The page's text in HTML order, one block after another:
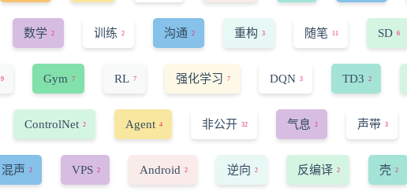
数学 2 训练 2 沟通 2 重构 3 随笔 11 SD 6
9 Gym 7 RL 7 强化学习 7 DQN 3 TD3 2
ControlNet 2 Agent 4 非公开 32 气息 2 声带 3
混声 2 VPS 2 Android 2 逆向 2 反编译 2 壳 2